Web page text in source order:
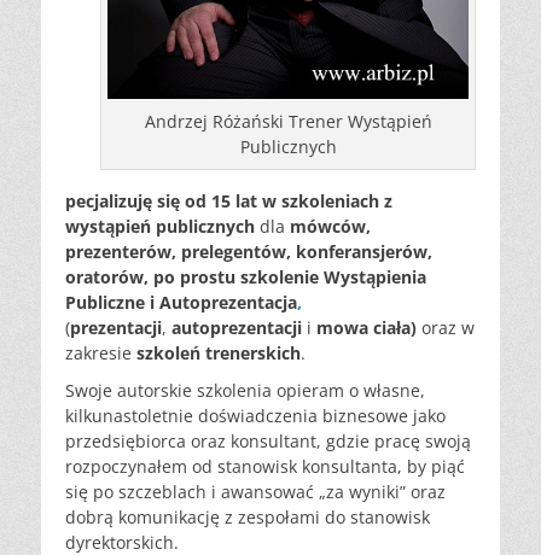
Andrzej Różański Trener Wystąpień
Publicznych
pecjalizuję się od 15 lat w szkoleniach z
wystąpień publicznych dla mówców,
prezenterów, prelegentów, konferansjerów,
oratorów, po prostu szkolenie Wystąpienia
Publiczne i Autoprezentacja,
(prezentacji, autoprezentacji i mowa ciała) oraz w
zakresie szkoleń trenerskich.
Swoje autorskie szkolenia opieram o własne,
kilkunastoletnie doświadczenia biznesowe jako
przedsiębiorca oraz konsultant, gdzie pracę swoją
rozpoczynałem od stanowisk konsultanta, by piąć
się po szczeblach i awansować „za wyniki” oraz
dobrą komunikację z zespołami do stanowisk
dyrektorskich.